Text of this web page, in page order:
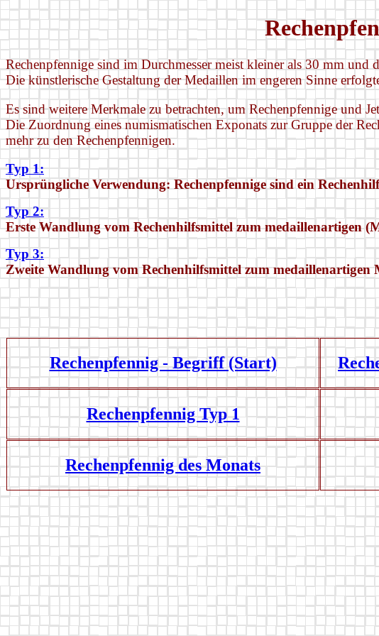
Rechenpfennige sind im Durchmesser meist kleiner als 30 mm
Die künstlerische Gestaltung der Medaillen im engeren Sinne
Es sind weitere Merkmale zu betrachten, um Rechenpfennige und
Die Zuordnung eines numismatischen Exponats zur Gruppe der
mehr zu den Rechenpfennigen.
Typ 1:
Ursprüngliche Verwendung: Rechenpfennige sind ein
Typ 2:
Erste Wandlung vom Rechenhilfsmittel zum medaillenartigen
Typ 3:
Zweite Wandlung vom Rechenhilfsmittel zum medaillenartigen
Rechenpfennig - Begriff (Start)
Rechenpfennig Typ 1
Rechenpfennig des Monats